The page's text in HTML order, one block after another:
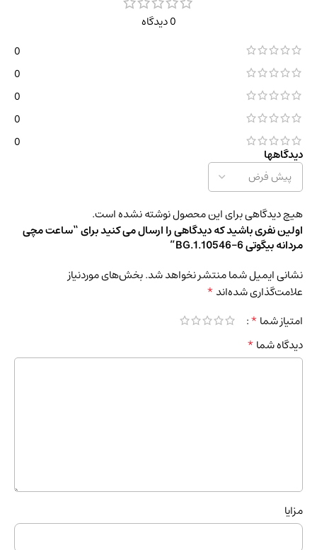
0 دیدگاه
0
0
0
0
0
دیدگاهها
هیچ دیدگاهی برای این محصول نوشته نشده است.
اولین نفری باشید که دیدگاهی را ارسال می کنید برای “ساعت مچی
مردانه بیگوتی BG.1.10546-6”
نشانی ایمیل شما منتشر نخواهد شد.بخش‌های موردنیاز
علامت‌گذاری شده‌اند*
امتیاز شما*
دیدگاه شما*
مزایا